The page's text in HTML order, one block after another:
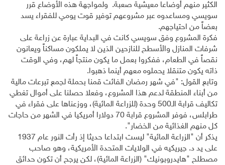
الكثير منهم أوضاعا معيشية صعبة. ولمواجهة هذه الأوضاع قرر
سويسي ومساعدوه عبر مشروعهم توفير قوت يومي للفقراء يسد
بعضاً من احتياجهم.
فكرة المشروع وفق سويسي كانت في البداية عبارة عن زراعة على
شرفات المنازل والأسطح للنازحين الذين لا يملكون مساكناً ويعانون
نقصاً في الطعام، ففكروا بعمل ما يكون منتجاً لهم، وفي الوقت
ذاته يكون متنقلا يحملوه معهم أينما ذهبوا.
وتابع القول: "في شهر رمضان الفائت قمنا بحملة لجمع تبرعات مالية
من أبناء المنطقة لدعم هذا المشروع، وفعلا حصلنا على أموال تغطي
تكاليف قرابة الـ500 وحدة (للزراعة المائية)، ووزعناها على فقراء في
طرابلس، فوفر المشروع قرابة 70 دولارا أمريكيا في الشهر من حاجات
كل منهم الغذائية من الخضار".
يذكر أن "الزراعة المائية" ليست ابتداعا حديثا إذ رأت النور عام 1937
على يد د. جيريكيه في الولايات المتحدة الأمريكية، وهو صاحب
مصطلح "هايدروبونيك" (الزراعة المائية)، لكن يرجح أن تكون حدائق